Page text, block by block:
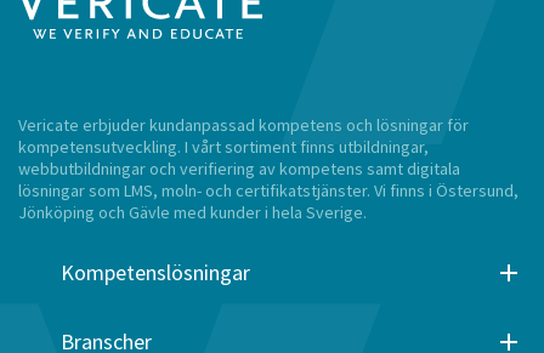
Vericate erbjuder kundanpassad kompetens och lösningar för
kompetensutveckling. I vårt sortiment finns utbildningar,
webbutbildningar och verifiering av kompetens samt digitala
lösningar som LMS, moln- och certifikatstjänster. Vi finns i Östersund,
Jönköping och Gävle med kunder i hela Sverige.
Kompetenslösningar
Branscher